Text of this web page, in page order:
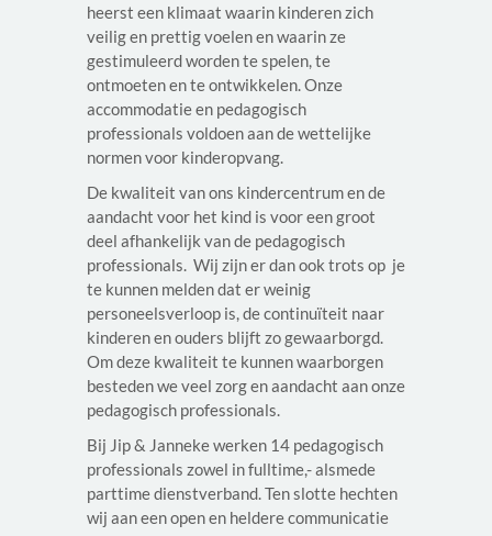
heerst een klimaat waarin kinderen zich
veilig en prettig voelen en waarin ze
gestimuleerd worden te spelen, te
ontmoeten en te ontwikkelen. Onze
accommodatie en pedagogisch
professionals voldoen aan de wettelijke
normen voor kinderopvang.
De kwaliteit van ons kindercentrum en de
aandacht voor het kind is voor een groot
deel afhankelijk van de pedagogisch
professionals. Wij zijn er dan ook trots op je
te kunnen melden dat er weinig
personeelsverloop is, de continuïteit naar
kinderen en ouders blijft zo gewaarborgd.
Om deze kwaliteit te kunnen waarborgen
besteden we veel zorg en aandacht aan onze
pedagogisch professionals.
Bij Jip & Janneke werken 14 pedagogisch
professionals zowel in fulltime,- alsmede
parttime dienstverband. Ten slotte hechten
wij aan een open en heldere communicatie